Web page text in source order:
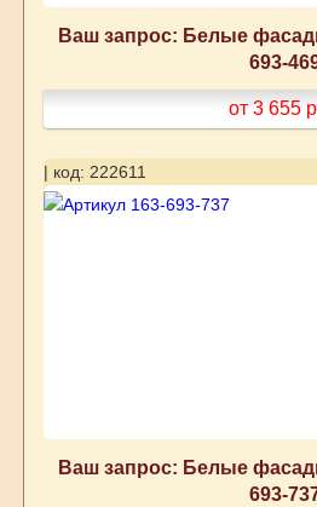
Ваш запрос: Белые
693-
от 3 655
| код: 222611
Ваш запрос: Белые
693-